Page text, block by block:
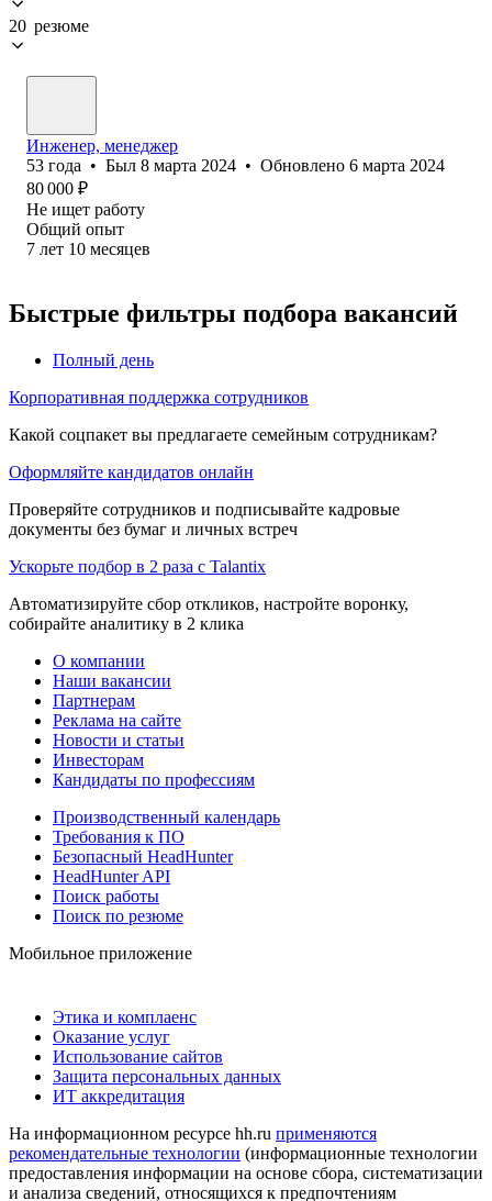
20 резюме
Инженер, менеджер
53 года • Был 8 марта 2024 • Обновлено 6 марта 2024
80 000 ₽
Не ищет работу
Общий опыт
7 лет 10 месяцев
Быстрые фильтры подбора вакансий
Полный день
Корпоративная поддержка сотрудников
Какой соцпакет вы предлагаете семейным сотрудникам?
Оформляйте кандидатов онлайн
Проверяйте сотрудников и подписывайте кадровые
документы без бумаг и личных встреч
Ускорьте подбор в 2 раза с Talantix
Автоматизируйте сбор откликов, настройте воронку,
собирайте аналитику в 2 клика
О компании
Наши вакансии
Партнерам
Реклама на сайте
Новости и статьи
Инвесторам
Кандидаты по профессиям
Производственный календарь
Требования к ПО
Безопасный HeadHunter
HeadHunter API
Поиск работы
Поиск по резюме
Мобильное приложение
Этика и комплаенс
Оказание услуг
Использование сайтов
Защита персональных данных
ИТ аккредитация
На информационном ресурсе hh.ru применяются
рекомендательные технологии (информационные технологии
предоставления информации на основе сбора, систематизации
и анализа сведений, относящихся к предпочтениям